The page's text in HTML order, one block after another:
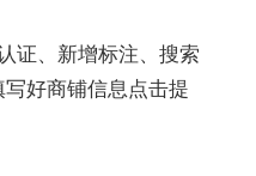
证、新增标注、搜索
好商铺信息点击提